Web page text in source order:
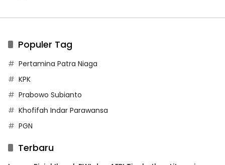
Populer Tag
Pertamina Patra Niaga
KPK
Prabowo Subianto
Khofifah Indar Parawansa
PGN
Terbaru